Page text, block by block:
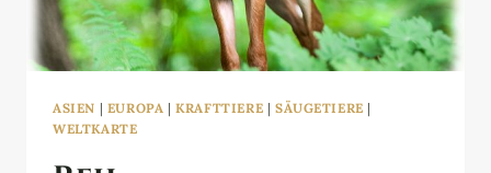
ASIEN | EUROPA |KRAFTTIERE | SÄUGETIERE |
WELTKARTE